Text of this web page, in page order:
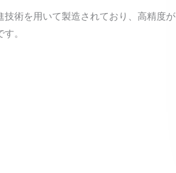
術を用いて製造されており、高精度が
。